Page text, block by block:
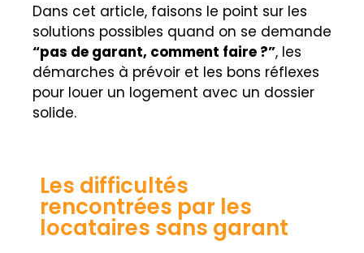
Dans cet article, faisons le point sur les
solutions possibles quand on se demande
“pas de garant, comment faire ?”, les
démarches à prévoir et les bons réflexes
pour louer un logement avec un dossier
solide.
Les difficultés
rencontrées par les
locataires sans garant